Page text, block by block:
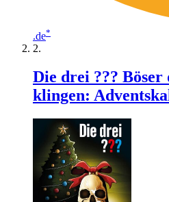
.de*
Die drei ??? Böser
klingen: